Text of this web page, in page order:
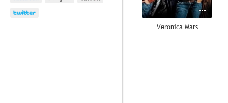
Veronica Mars